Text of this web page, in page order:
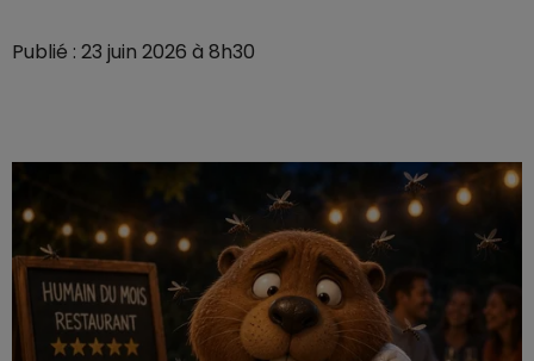
Publié : 23 juin 2026 à 8h30